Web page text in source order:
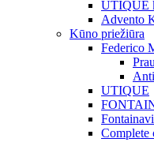
UTIQUE
Advento
Kūno priežiūra
Federico
UTIQUE
Complete